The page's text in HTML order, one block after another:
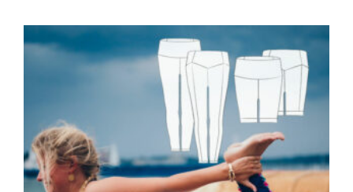
Die
Optionen
können
auf
der
Produktseite
gewählt